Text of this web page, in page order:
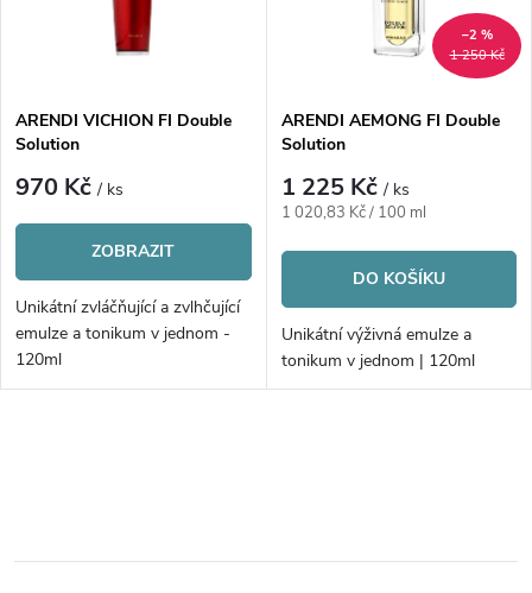
p
r
o
d
u
ů
s
p
r
o
d
u
ARENDI VICHION FI Double
Solution
970 Kč/ ks
ZOBRAZIT
Unikátní zvláčňující a zvlhčující
emulze a tonikum v jednom -
120ml
1 250 Kč
–2 %
ARENDI AEMONG FI Double
Solution
1 225 Kč/ ks
Měrná
1 020,83 Kč / 100 ml
DO KOŠÍKU
Unikátní výživná emulze a
tonikum v jednom | 120ml
l